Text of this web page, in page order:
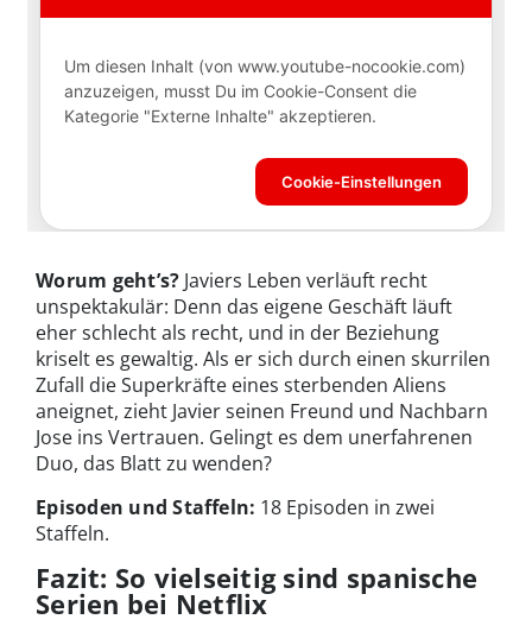
Worum geht’s? Javiers Leben verläuft recht
unspektakulär: Denn das eigene Geschäft läuft
eher schlecht als recht, und in der Beziehung
kriselt es gewaltig. Als er sich durch einen skurrilen
Zufall die Superkräfte eines sterbenden Aliens
aneignet, zieht Javier seinen Freund und Nachbarn
Jose ins Vertrauen. Gelingt es dem unerfahrenen
Duo, das Blatt zu wenden?
Episoden und Staffeln: 18 Episoden in zwei
Staffeln.
Fazit: So vielseitig sind spanische
Serien bei Netflix